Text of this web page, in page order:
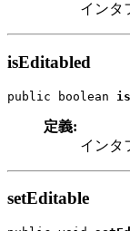
インタ
isEditabled
public boolean
定義:
インタ
setEditable